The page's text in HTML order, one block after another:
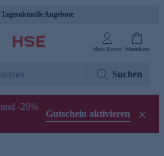
Tagesaktuelle Angebote
Mein Konto Warenkorb
Suchen
-20%
Gutschein aktivieren